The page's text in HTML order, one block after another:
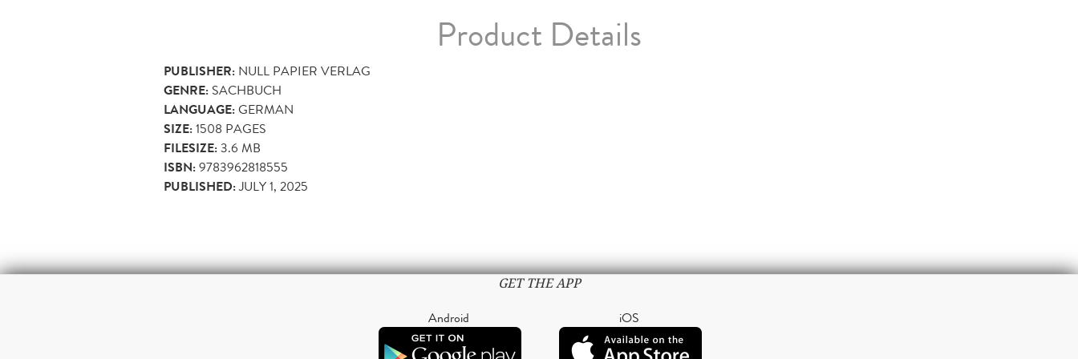
Product Details
PUBLISHER: NULL PAPIER VERLAG
GENRE: SACHBUCH
LANGUAGE:GERMAN
SIZE:1508 PAGES
FILESIZE:3.6 MB
ISBN:9783962818555
PUBLISHED:JULY 1, 2025
GET THE APP
Android iOS